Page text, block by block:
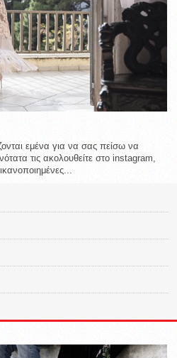
εμένα για να σας πείσω να
τις ακολουθείτε στο instagram,